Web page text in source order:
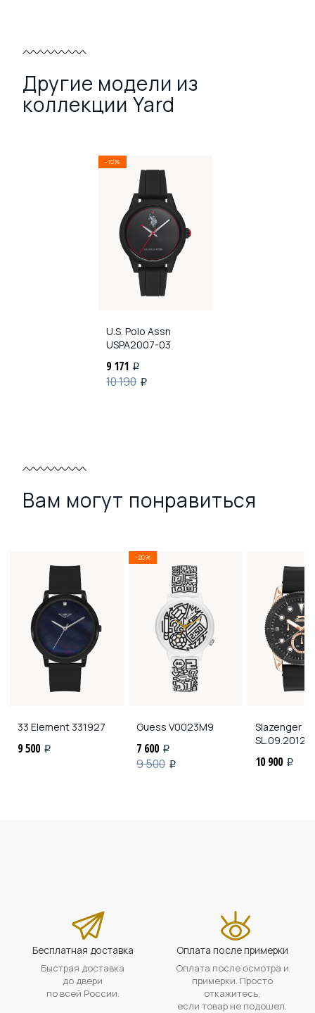
Другие модели из
коллекции Yard
-10%
U.S. Polo Assn
USPA2007-03
9 171 i
10 190 i
Вам могут понравиться
33 Element 331927
9 500 i
-20%
Guess V0023M9
7 600 i
9 500 i
Slazenger
10 900 i
Бесплатная доставка
Быстрая доставка
до двери
по всей России.
Оплата после примерки
Оплата после осмотра и
примерки. Просто
откажитесь,
если товар не подошел.